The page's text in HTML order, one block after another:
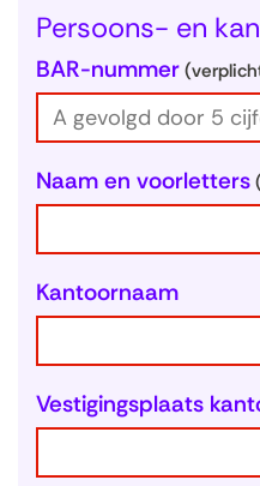
n
s
Persoons- en
BAR-nummer
Naam en voorletters
Kantoornaam
Vestigingsplaats